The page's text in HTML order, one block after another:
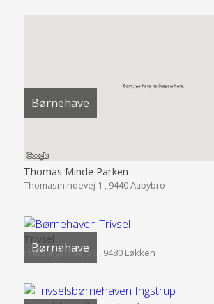
Børnehave
Thomas Minde Parken
Thomasmindevej 1 , 9440 Aabybro
Børnehave
Trivsel
Præstegårdvej 26 , 9480 Løkken